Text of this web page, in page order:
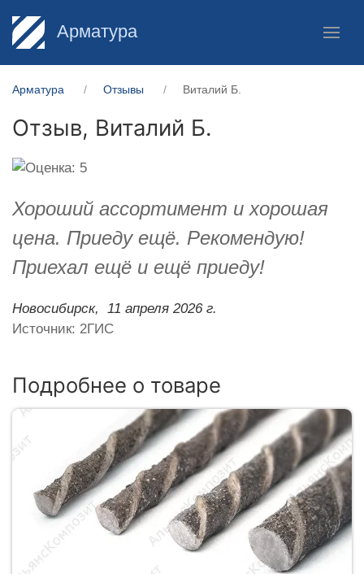
Арматура
Арматура Отзывы Виталий Б.
Отзыв, Виталий Б.
Хороший ассортимент и хорошая
цена. Приеду ещё. Рекомендую!
Приехал ещё и ещё приеду!
Новосибирск,
11 апреля 2026 г.
Источник: 2ГИС
Подробнее о товаре